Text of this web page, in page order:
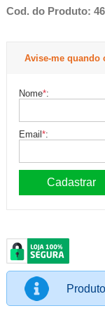
Cod. do Produto:
Avise-me quando
Nome*:
Email*: